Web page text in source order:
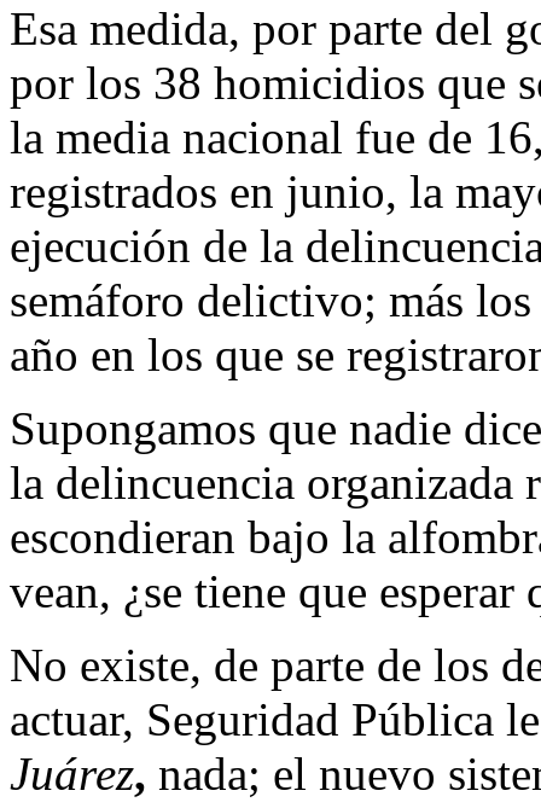
Esa medida, por parte del
por los 38 homicidios que
la media nacional fue de
registrados en junio, la
ejecución de la
semáforo delictivo; más
año en los que se
Supongamos que nadie
la delincuencia organizada
escondieran bajo la
vean, ¿se tiene que esperar
No existe, de parte de los
actuar, Seguridad Pública
Juárez, nada; el nuevo